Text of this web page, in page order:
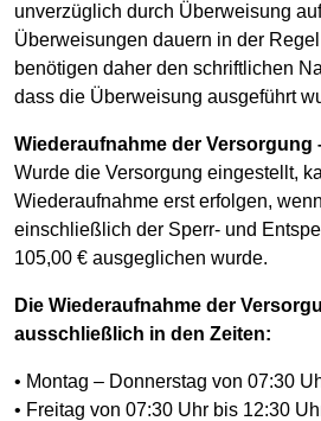
unverzüglich durch Überweisung
Überweisungen dauern in der
benötigen daher den schriftlichen
dass die Überweisung ausgeführt
Wiederaufnahme der Versorgung
Wurde die Versorgung eingestellt,
Wiederaufnahme erst erfolgen,
einschließlich der Sperr- und
105,00 € ausgeglichen wurde.
Die Wiederaufnahme der
ausschließlich in den Zeiten:
• Montag – Donnerstag von 07:30
• Freitag von 07:30 Uhr bis 12:30